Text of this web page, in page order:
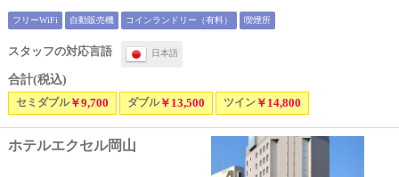
フリーWiFi 自動販売機 コインランドリー（有料） 喫煙所
スタッフの対応言語 日本語
合計(税込)
セミダブル￥9,700 ダブル￥13,500 ツイン￥14,800
ホテルエクセル岡山